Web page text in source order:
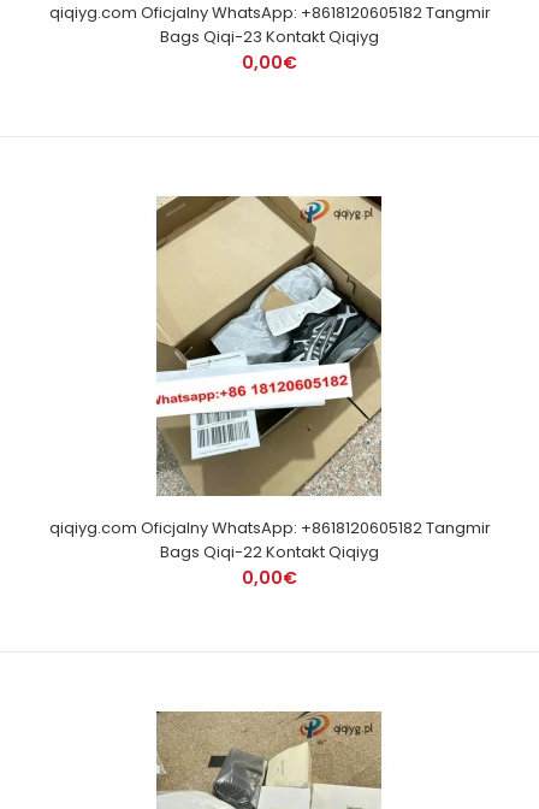
qiqiyg.com Oficjalny WhatsApp: +8618120605182 Tangmir
Bags Qiqi-23 Kontakt Qiqiyg
0,00€
qiqiyg.com Oficjalny WhatsApp: +8618120605182 Tangmir
Bags Qiqi-22 Kontakt Qiqiyg
0,00€